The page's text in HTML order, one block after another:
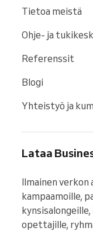
Tietoa meistä
Ohje- ja
Referenssit
Blogi
Yhteistyö ja
Lataa
Ilmainen verkon
kampaamoille,
opettajille,